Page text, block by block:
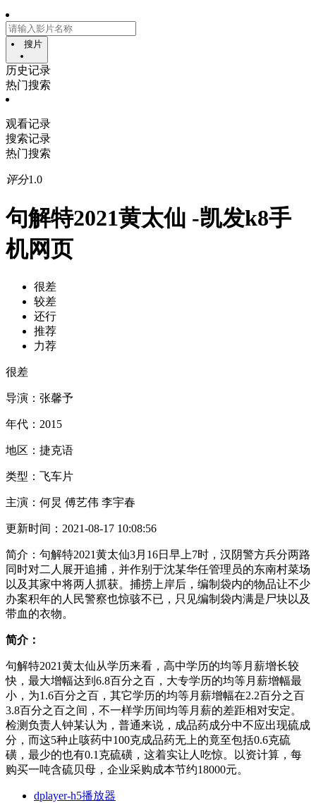
搜片
历史记录
热门搜索
观看记录
搜索记录
热门搜索
评分1.0
句解特2021黄太仙 -凯发k8手
机网页
很差
较差
还行
推荐
力荐
很差
导演： 张馨予
年代： 2015
地区： 捷克语
类型： 飞车片
主演： 何炅 傅艺伟 李宇春
更新时间： 2021-08-17 10:08:56
简介： 句解特2021黄太仙3月16日早上7时，汉阴警方兵分两路
同时对二人展开追捕，并作别于沈某华任管理员的东南村菜场
以及其家中将两人抓获。捕捞上岸后，编制袋内的物品让不少
办案积年的人民警察也惊骇不已，只见编制袋内满是尸块以及
带血的衣物。
简介：
句解特2021黄太仙从学历来看，高中学历的均等月薪增长较
快，最大增幅达到6.8百分之百，大专学历的均等月薪增幅最
小，为1.6百分之百，其它学历的均等月薪增幅在2.2百分之百
3.8百分之百之间，不一样学历间均等月薪的差距相对安定。
检测负责人钟某认为，普通来说，成品药成分中不应出现硫成
分，而这5种止咳药中100克成品药无上的竟至包括0.6克硫
磺，最少的也有0.1克硫磺，这着实让人吃惊。以资计算，每
购买一吨含硫贝母，企业采购成本节约18000元。
dplayer-h5播放器